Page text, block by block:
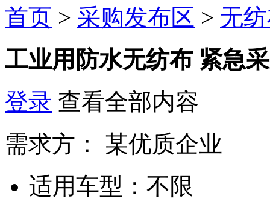
首页 > 采购发布区 > 无
工业用防水无纺布 紧急
登录 查看全部内容
需求方：
某优质企业
适用车型： 不限